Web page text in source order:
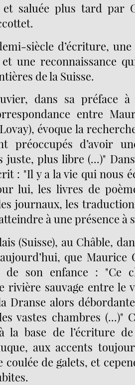
et saluée plus tard par
siècle d’écriture,
et une reconnaissance
de la Suisse.
dans sa préface
entre
évoque la
préoccupés d’avoir
juste, plus libre (...)"
: "Il y a la vie qui nous
lui, les livres de
journaux, les
à une présence à
(Suisse), au Châble,
que Maurice
son enfance : "Ce
rivière sauvage entre le
Dranse alors
vastes chambres (...)"
la base de l’écriture
aux accents
coulée de galets, et